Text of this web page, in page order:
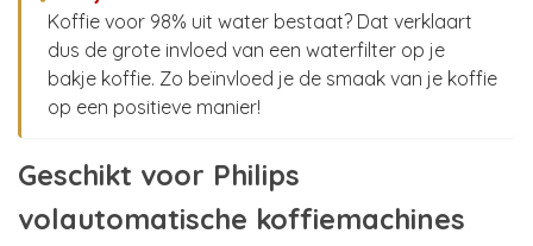
Koffie voor 98% uit water bestaat? Dat verklaart
dus de grote invloed van een waterfilter op je
bakje koffie. Zo beïnvloed je de smaak van je koffie
op een positieve manier!
Geschikt voor Philips
volautomatische koffiemachines